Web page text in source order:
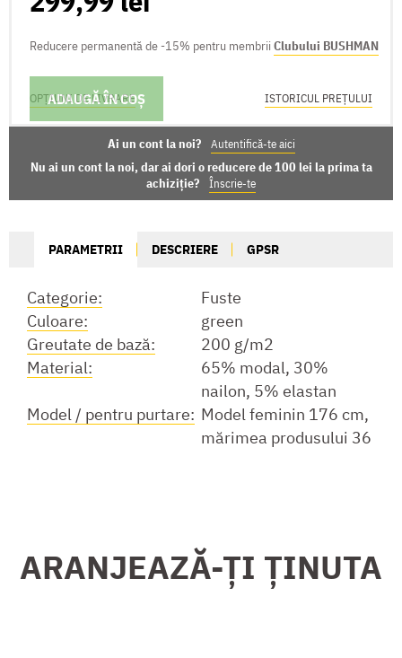
Reducere permanentă de -15% pentru membrii Clubului BUSHMAN
ADAUGĂ ÎN COȘ
OPȚIUNI DE LIVRARE ISTORICUL PREȚULUI
Ai un cont la noi? Autentifică-te aici
Nu ai un cont la noi, dar ai dori o reducere de 100 lei la prima ta
achiziție?
Înscrie-te
PARAMETRII DESCRIERE GPSR
Categorie:
Fuste
Culoare:
green
Greutate de bază:
200 g/m2
Material:
65% modal, 30%
nailon, 5% elastan
Model / pentru purtare: Model feminin 176 cm,
mărimea produsului 36
ARANJEAZĂ-ȚI ȚINUTA